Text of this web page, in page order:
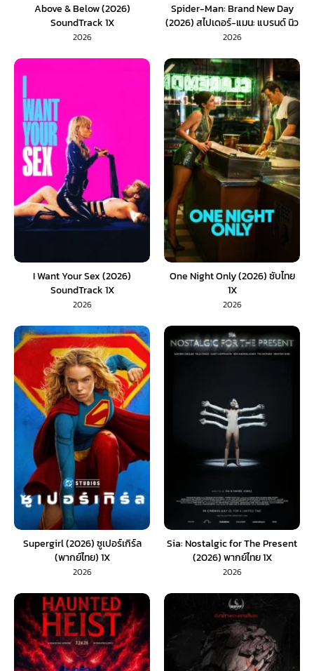
Above & Below (2026)
SoundTrack 1X
2026
Spider-Man: Brand New Day
(2026) สไปเดอร์-แมน: แบรนด์ นิว
เดย์ (พากย์ไทย) 1X
2026
I Want Your Sex (2026)
SoundTrack 1X
2026
One Night Only (2026) ซับไทย
1X
2026
Supergirl (2026) ซูเปอร์เกิร์ล
(พากย์ไทย) 1X
2026
Sia: Nostalgic for The Present
(2026) พากย์ไทย 1X
2026